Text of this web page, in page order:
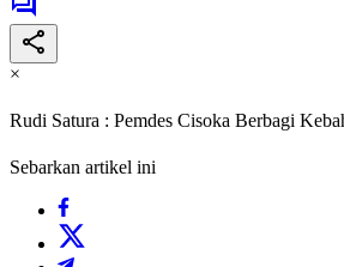
×
Rudi Satura : Pemdes Cisoka Berbagi
Sebarkan artikel ini